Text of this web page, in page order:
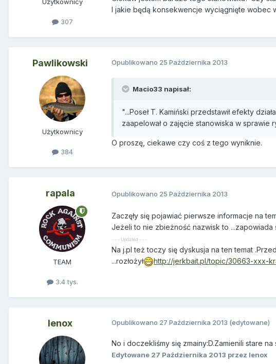
307
I jakie będą konsekwencje wyciągnięte wobec
Pawlikowski
Użytkownicy
384
Opublikowano 25 Października 2013
Macio33 napisał:
"...Poseł T. Kamiński przedstawił efekty
zaapelował o zajęcie stanowiska w
O proszę, ciekawe czy coś z tego wyniknie.
rapala
TEAM
3.4 tys.
Opublikowano 25 Października 2013
Zaczęły się pojawiać pierwsze informacje na
Jeżeli to nie zbieżność nazwisk to ...zapowiada
- - - Updated - - -
Na j.pl też toczy się dyskusja na ten temat
...rozłożył
http://jerkbait.pl/topic/30663-xxx-
lenox Opublikowano 27 Października 2013 (edytowane)
No i doczekliśmy się zmainy:D.Zamienili stare
Edytowane 27 Października 2013 przez lenox